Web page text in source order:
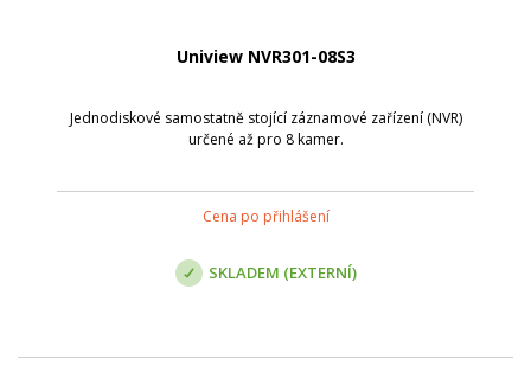
Uniview NVR301-08S3
Jednodiskové samostatně stojící záznamové zařízení (NVR)
určené až pro 8 kamer.
Cena po přihlášení
SKLADEM (EXTERNÍ)